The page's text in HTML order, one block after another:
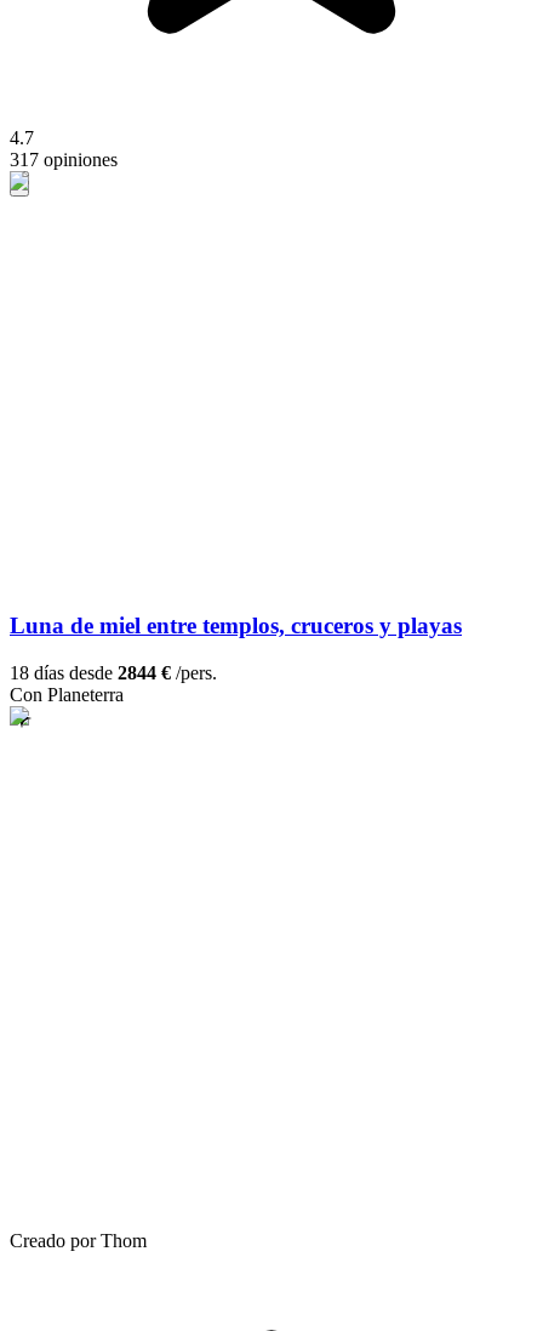
4.7
317 opiniones
Luna de miel entre templos, cruceros y playas
18 días desde 2844 € /pers.
Con Planeterra
Creado por Thom